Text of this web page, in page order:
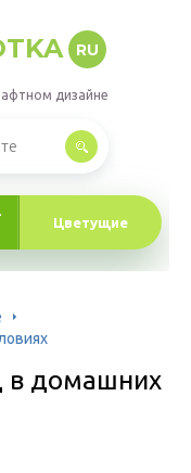
RU
дизайне
Цветущие
в домашних